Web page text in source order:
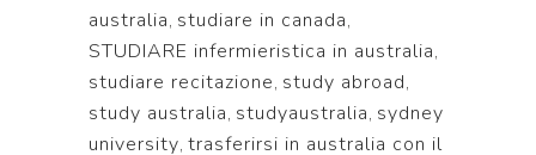
australia, studiare in canada,
STUDIARE infermieristica in australia,
studiare recitazione, study abroad,
study australia, studyaustralia, sydney
university, trasferirsi in australia con il